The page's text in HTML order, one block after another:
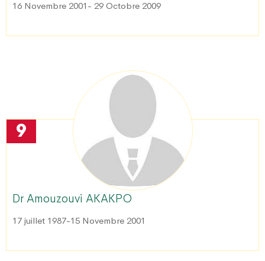
16 Novembre 2001- 29 Octobre 2009
9
Dr Amouzouvi AKAKPO
17 juillet 1987-15 Novembre 2001